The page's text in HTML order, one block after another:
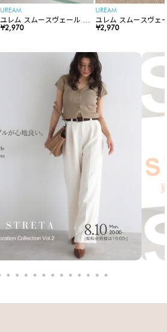
UREAM
ユレム スムースヴェール リ
ップスティック
¥2,970
UREAM
ユレム スムースヴェ
ップスティック
¥2,970